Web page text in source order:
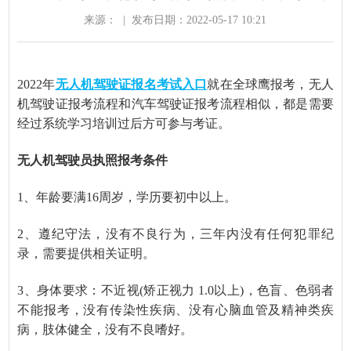
来源： 发布日期：2022-05-17 10:21
2022年无人机驾驶证报名考试入口 就在全球鹰报考，无人
机驾驶证报考流程和汽车驾驶证报考流程相似，都是需要
经过系统学习培训过后方可参与考证。
无人机驾驶员执照报考条件
1、年龄要满16周岁，学历要初中以上。
2、遵纪守法，没有不良行为，三年内没有任何犯罪纪
录，需要提供相关证明。
3、身体要求：不近视(矫正视力 1.0以上)，色盲、色弱者
不能报考，没有传染性疾病、没有心脑血管及精神类疾
病，肢体健全，没有不良嗜好。